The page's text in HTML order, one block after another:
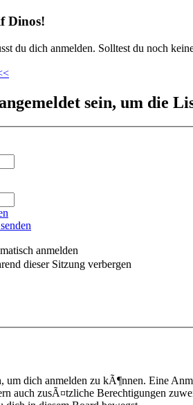
Dinos!
du dich anmelden. Solltest du noch
sein, um die
anmelden
dieser Sitzung verbergen
um dich anmelden zu kÃ¶nnen. Eine
auch zusÃ¤tzliche Berechtigungen